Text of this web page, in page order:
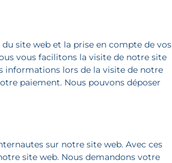
site web et la prise en compte de vos
vous facilitons la visite de notre site
informations lors de la visite de notre
paiement. Nous pouvons déposer
sur notre site web. Avec ces
site web. Nous demandons votre